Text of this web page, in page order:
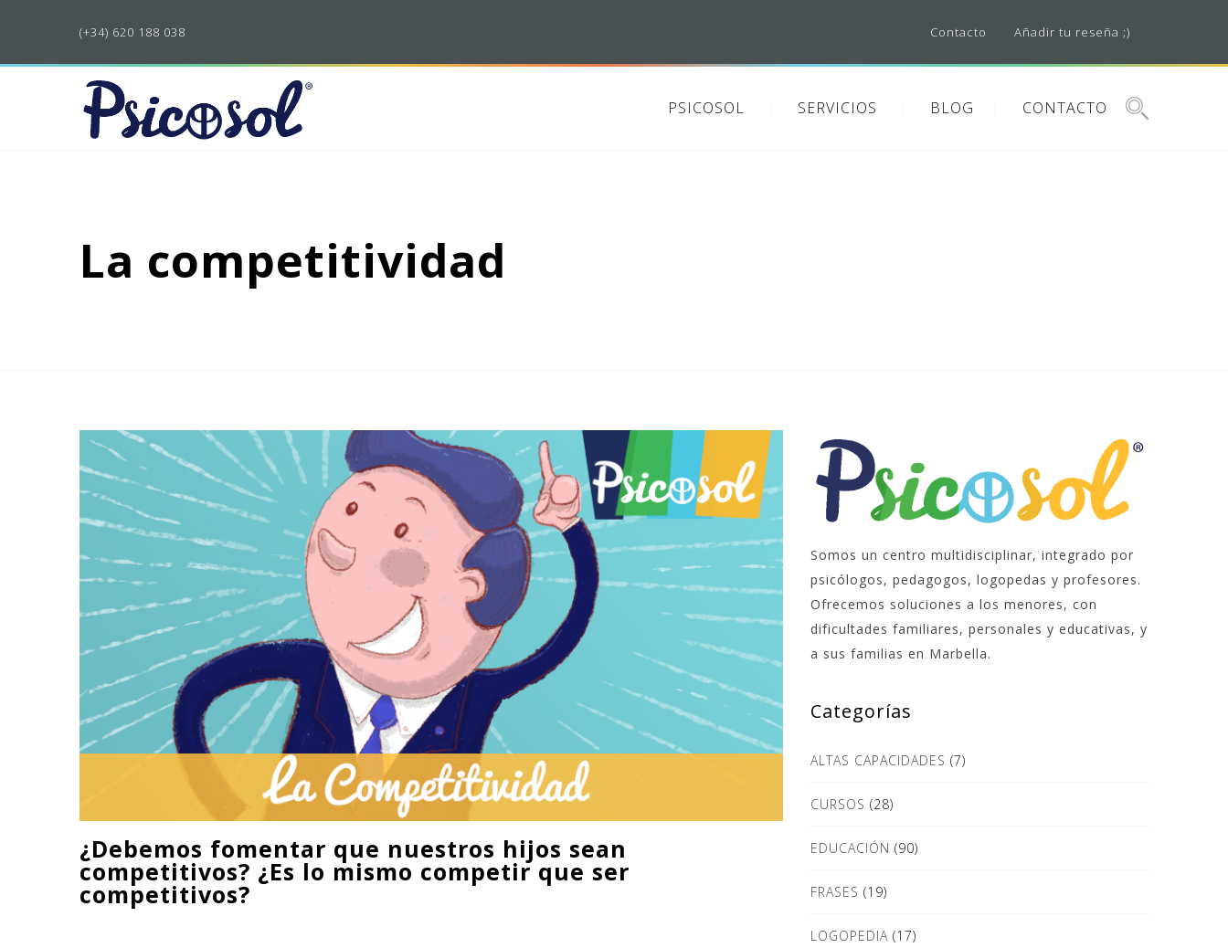
(+34) 620 188 038 Añadir tu reseña ;)
Contacto
PSICOSOL SERVICIOS BLOG CONTACTO
La competitividad
¿Debemos fomentar que nuestros hijos sean
competitivos? ¿Es lo mismo competir que ser
competitivos?
Somos un centro multidisciplinar, integrado por
psicólogos, pedagogos, logopedas y profesores.
Ofrecemos soluciones a los menores, con
dificultades familiares, personales y educativas, y
a sus familias en Marbella.
Categorías
ALTAS CAPACIDADES (7)
CURSOS (28)
EDUCACIÓN (90)
FRASES (19)
LOGOPEDIA(17)